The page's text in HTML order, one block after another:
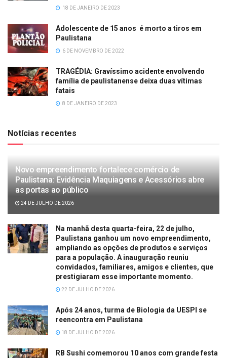
18 DE JANEIRO DE 2023
Adolescente de 15 anos é morto a tiros em
Paulistana
6 DE NOVEMBRO DE 2022
TRAGÉDIA: Gravíssimo acidente envolvendo
família de paulistanense deixa duas vítimas
fatais
8 DE JANEIRO DE 2023
Notícias recentes
Novo empreendimento fortalece comércio de
Paulistana: Evidência Maquiagens e Acessórios abre
as portas ao público
24 DE JULHO DE 2026
Na manhã desta quarta-feira, 22 de julho,
Paulistana ganhou um novo empreendimento,
ampliando as opções de produtos e serviços
para a população. A inauguração reuniu
convidados, familiares, amigos e clientes, que
prestigiaram esse importante momento.
22 DE JULHO DE 2026
Após 24 anos, turma de Biologia da UESPI se
reencontra em Paulistana
18 DE JULHO DE 2026
RB Sushi comemorou 10 anos com grande festa